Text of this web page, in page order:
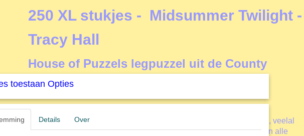
Formaat gelegde puzzel
48,5x34,5 cm
250 XL stukjes - Midsummer Twilight -
Tracy Hall
House of Puzzels legpuzzel uit de County
Collection
De legpuzzels van het Engelse puzzelmerk
, veelal
afgekort totHOP,onderscheiden zich op twee belangrijke punten van alle
toestaan Opties
Details Over